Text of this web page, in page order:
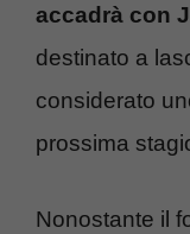
accadrà con
destinato a
considerato
prossima
Nonostante il